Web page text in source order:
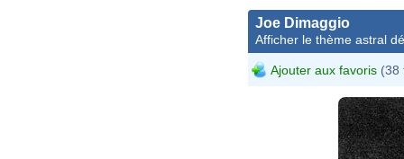
Joe Dimaggio
Afficher le thème astral
Ajouter aux favoris (38